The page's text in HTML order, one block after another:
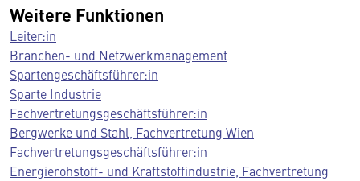
Weitere Funktionen
Leiter:in
Branchen- und Netzwerkmanagement
Spartengeschäftsführer:in
Sparte Industrie
Fachvertretungsgeschäftsführer:in
Bergwerke und Stahl, Fachvertretung Wien
Fachvertretungsgeschäftsführer:in
Energierohstoff- und Kraftstoffindustrie, Fachvertretung